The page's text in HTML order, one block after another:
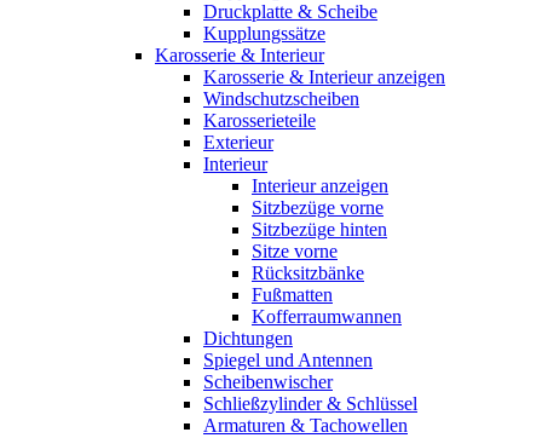
Druckplatte & Scheibe
Kupplungssätze
Karosserie & Interieur
Karosserie & Interieur anzeigen
Windschutzscheiben
Karosserieteile
Exterieur
Interieur
Interieur anzeigen
Sitzbezüge vorne
Sitzbezüge hinten
Sitze vorne
Rücksitzbänke
Fußmatten
Kofferraumwannen
Dichtungen
Spiegel und Antennen
Scheibenwischer
Schließzylinder & Schlüssel
Armaturen & Tachowellen